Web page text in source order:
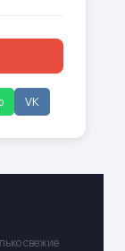
VK
свежие